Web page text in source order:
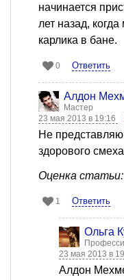
начинается
лет назад,
карлика в бане.
0 Ответить
Алдон
Мастер
23 мая 2013 в 19:16
Не
здорового
Оценка
1 Ответить
Ольга
23 мая 2013 в
Алдон